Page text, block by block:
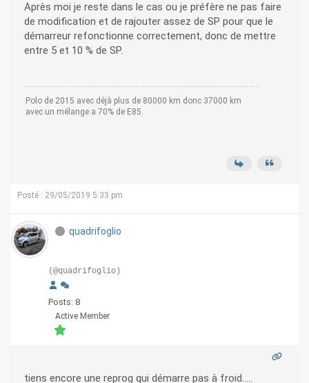
Après moi je reste dans le cas ou je préfère ne pas faire
de modification et de rajouter assez de SP pour que le
démarreur refonctionne correctement, donc de mettre
entre 5 et 10 % de SP.
Polo de 2015 avec déjà plus de 80000 km donc 37000 km
avec un mélange a 70% de E85.
Posté : 29/05/2019 5:33 pm
quadrifoglio
(@quadrifoglio)
Posts: 8
Active Member
tiens encore une reprog qui démarre pas à froid.....